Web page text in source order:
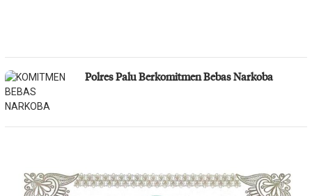
Polres Palu Berkomitmen Bebas Narkoba